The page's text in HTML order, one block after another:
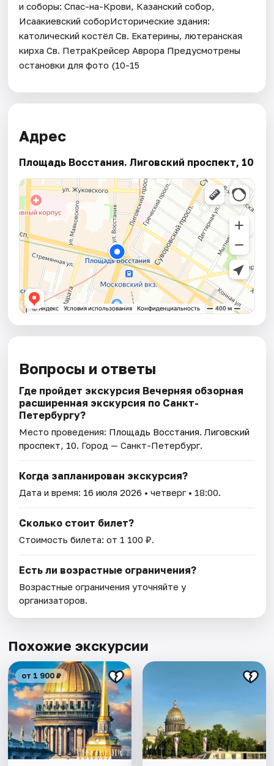
и соборы: Спас-на-Крови, Казанский собор,
Исаакиевский соборИсторические здания:
католический костёл Св. Екатерины, лютеранская
кирха Св. ПетраКрейсер Аврора Предусмотрены
остановки для фото (10-15
Адрес
Площадь Восстания. Лиговский проспект, 10
Вопросы и ответы
Где пройдет экскурсия Вечерняя обзорная
расширенная экскурсия по Санкт-
Петербургу?
Место проведения: Площадь Восстания. Лиговский
проспект, 10. Город — Санкт-Петербург.
Когда запланирован экскурсия?
Дата и время: 16 июля 2026 • четверг • 18:00.
Сколько стоит билет?
Стоимость билета: от 1 100 ₽.
Есть ли возрастные ограничения?
Возрастные ограничения уточняйте у
организаторов.
Похожие экскурсии
от 1 900 ₽